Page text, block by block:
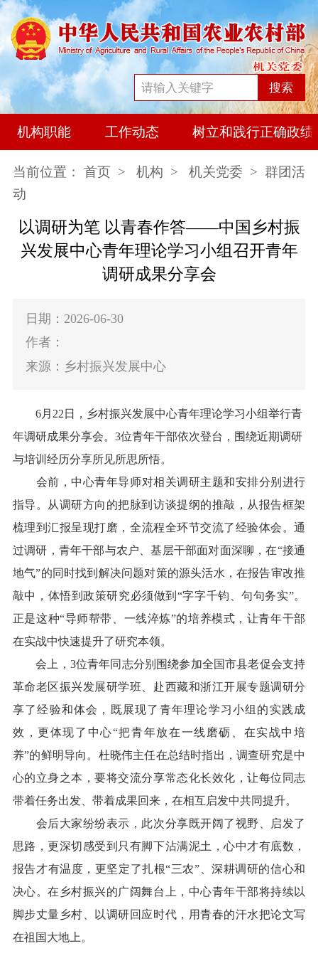
搜索
机构职能 工作动态 树立和践行正确政
当前位置： 首页 > 机构 > 机关党委> 群团活
动
以调研为笔 以青春作答——中国乡村振
兴发展中心青年理论学习小组召开青年
调研成果分享会
日期：2026-06-30
作者：
来源：乡村振兴发展中心
6月22日， 乡村振兴发展中心青年理论学习小组举行青
年调研成果分享会。 3位青年干部依次登台，围绕近期调研
与培训经历分享所见所思所悟。
会前，中心青年导师对相关调研主题和安排分别 进行
指导。从调研方向的把脉到访谈提纲的推敲，从报告框架
梳理到汇报呈现打磨，全流程全环节交流了经验体会。通
过调研，青年干部与农户、基层干部面对面深聊，在“接通
地气”的同时找到解决问题对策的源头活水，在报告审改推
敲中，体悟到政策研究必须做到“字字千钧、句句务实”。
正是这种“导师帮带、一线淬炼”的培养模式，让青年干部
在实战中快速提升了研究本领。
会上， 3位青年同志分别围绕参加全国市县老促会支持
革命老区振兴发展研学班、赴西藏和浙江开展专题调研分
享了经验和体会，既展现了青年理论学习小组的实践成
效，更体现了中心“把青年放在一线磨砺、在实战中培
养”的鲜明导向。杜晓伟主任在总结时指出，调查研究是中
心的立身之本，要将交流分享常态化长效化，让每位同志
带着任务出发、带着成果回来，在相互启发中共同提升。
会后大家纷纷表示，此次分享既开阔了视野、启发了
思路，更深切感受到只有脚下沾满泥土，心中才有底数，
报告才有温度，更坚定了扎根“三农”、深耕调研的信心和
决心。在乡村振兴的广阔舞台上，中心青年干部将持续以
脚步丈量乡村、以调研回应时代，用青春的汗水把论文写
在祖国大地上。